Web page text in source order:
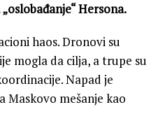
Hersona.
haos. Dronovi su
mogla da cilja, a trupe su
Napad je
Maskovo mešanje kao